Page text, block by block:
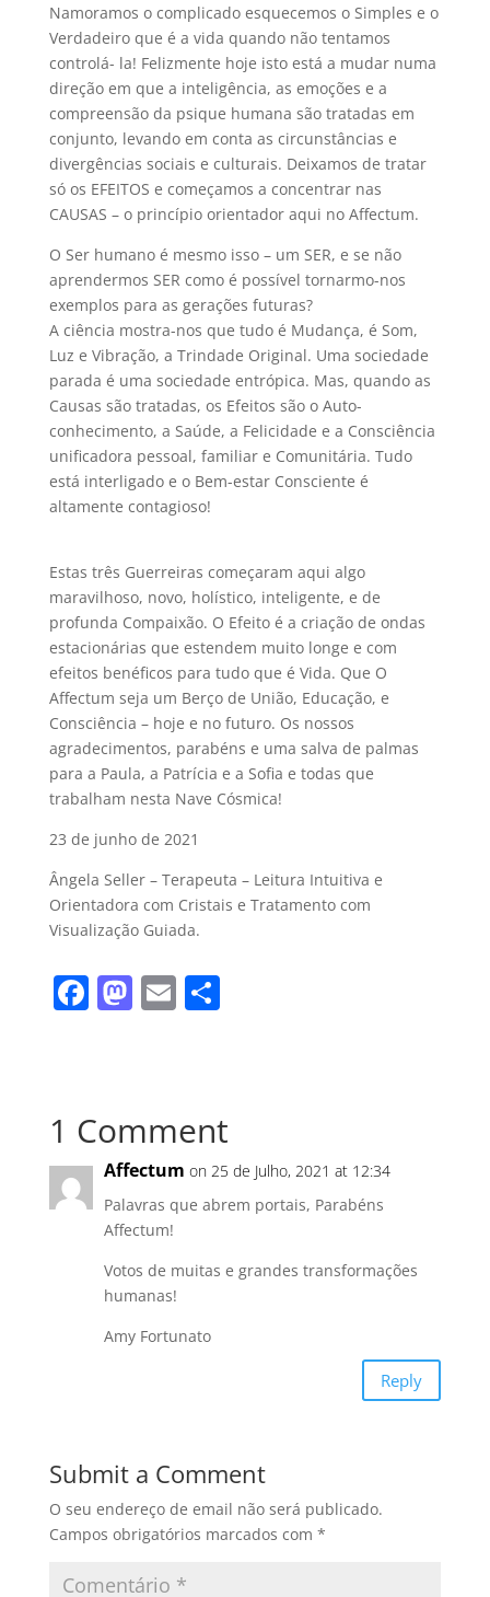
Namoramos o complicado esquecemos o Simples e o
Verdadeiro que é a vida quando não tentamos
controlá- la! Felizmente hoje isto está a mudar numa
direção em que a inteligência, as emoções e a
compreensão da psique humana são tratadas em
conjunto, levando em conta as circunstâncias e
divergências sociais e culturais. Deixamos de tratar
só os EFEITOS e começamos a concentrar nas
CAUSAS – o princípio orientador aqui no Affectum.
O Ser humano é mesmo isso – um SER, e se não
aprendermos SER como é possível tornarmo-nos
exemplos para as gerações futuras?
A ciência mostra-nos que tudo é Mudança, é Som,
Luz e Vibração, a Trindade Original. Uma sociedade
parada é uma sociedade entrópica. Mas, quando as
Causas são tratadas, os Efeitos são o Auto-
conhecimento, a Saúde, a Felicidade e a Consciência
unificadora pessoal, familiar e Comunitária. Tudo
está interligado e o Bem-estar Consciente é
altamente contagioso!
Estas três Guerreiras começaram aqui algo
maravilhoso, novo, holístico, inteligente, e de
profunda Compaixão. O Efeito é a criação de ondas
estacionárias que estendem muito longe e com
efeitos benéficos para tudo que é Vida. Que O
Affectum seja um Berço de União, Educação, e
Consciência – hoje e no futuro. Os nossos
agradecimentos, parabéns e uma salva de palmas
para a Paula, a Patrícia e a Sofia e todas que
trabalham nesta Nave Cósmica!
23 de junho de 2021
Ângela Seller – Terapeuta – Leitura Intuitiva e
Orientadora com Cristais e Tratamento com
Visualização Guiada.
F
b
o
o
k
M
d
o
n
E S
1 Comment
Affectum on 25 de Julho, 2021 at 12:34
Palavras que abrem portais, Parabéns
Affectum!
Votos de muitas e grandes transformações
humanas!
Amy Fortunato
Reply
Submit a Comment
O seu endereço de email não será publicado.
Campos obrigatórios marcados com *